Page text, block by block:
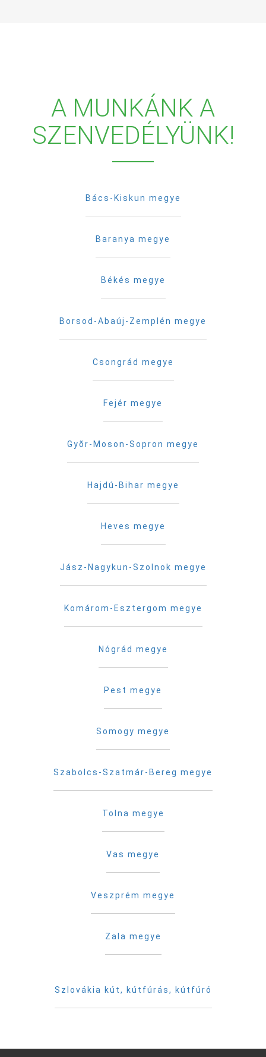
A MUNKÁNK A
SZENVEDÉLYÜNK!
Bács-Kiskun megye
Baranya megye
Békés megye
Borsod-Abaúj-Zemplén megye
Csongrád megye
Fejér megye
Gyõr-Moson-Sopron megye
Hajdú-Bihar megye
Heves megye
Jász-Nagykun-Szolnok megye
Komárom-Esztergom megye
Nógrád megye
Pest megye
Somogy megye
Szabolcs-Szatmár-Bereg megye
Tolna megye
Vas megye
Veszprém megye
Zala megye
Szlovákia kút, kútfúrás, kútfúró